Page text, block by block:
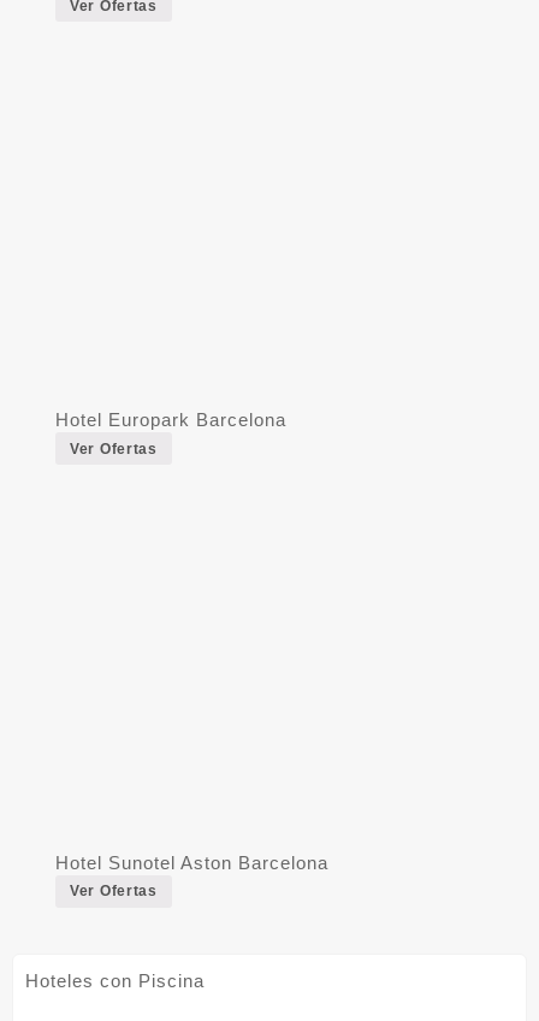
Ver Ofertas
Hotel Europark Barcelona
Ver Ofertas
Hotel Sunotel Aston Barcelona
Ver Ofertas
Hoteles con Piscina